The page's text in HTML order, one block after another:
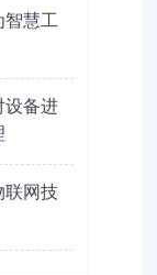
智慧工
设备进
联网技